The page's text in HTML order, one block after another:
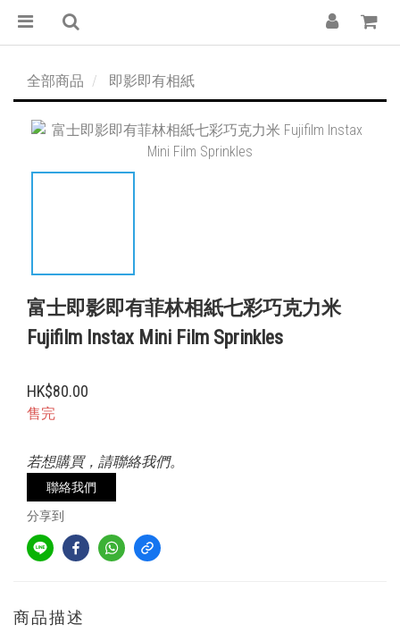
全部商品 即影即有相紙
富士即影即有菲林相紙七彩巧克力米
Fujifilm Instax Mini Film Sprinkles
HK$80.00
售完
若想購買，請聯絡我們。
聯絡我們
分享到
商品描述